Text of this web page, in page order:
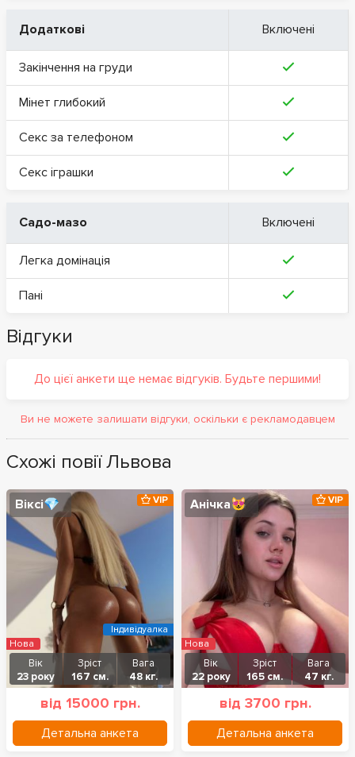
Додаткові Включені
Закінчення на груди
Мінет глибокий
Секс за телефоном
Секс іграшки
Садо-мазо Включені
Легка домінація
Пані
Відгуки
До цієї анкети ще немає відгуків. Будьте першими!
Ви не можете залишати відгуки, оскільки є рекламодавцем
Схожі повії Львова
Віксі💎
Вік
23 року
Зріст
167 см.
Вага
48 кг.
від 15000 грн.
Детальна анкета
VIP
Нова
Індивідуалка
Анічка😻
Вік
22 року
Зріст
165 см.
Вага
47 кг.
від 3700 грн.
Детальна анкета
VIP
Нова